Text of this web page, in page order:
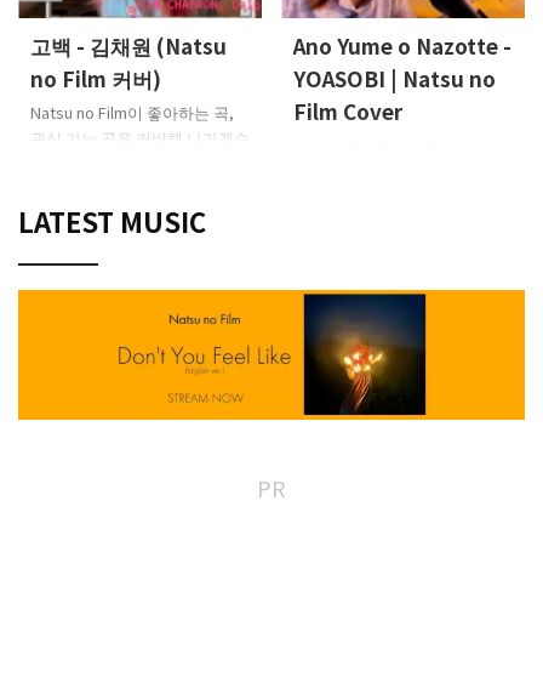
고백 - 김채원 (Natsu
no Film 커버)
Natsu no Film이 좋아하는 곡,
관심 가는 곡을 커버해 나가겠습
(Japanese Version)」
보컬:
Natsu no Film
Ano Yume o Nazotte -
YOASOBI | Natsu no
Film Cover
Nazotte"를 커버했습니다
보컬, 기타: Leon (Natsu no
Film)
LATEST MUSIC
PR